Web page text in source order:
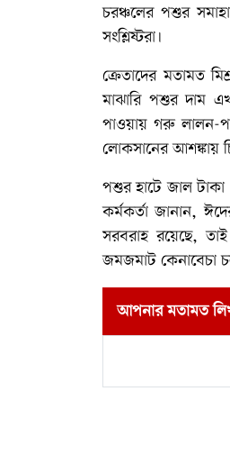
চরঞ্চলের পশুর
সংশ্লিষ্টরা।
ক্রেতাদের মতামত
মাঝারি পশুর দাম
পাওয়ায় গরু লালন-
লোকসানের আশঙ্কায়
পশুর হাটে জাল টাকা
কর্মকর্তা জানান,
সরবরাহ রয়েছে,
জমজমাট কেনাবেচা
আপনার মতামত